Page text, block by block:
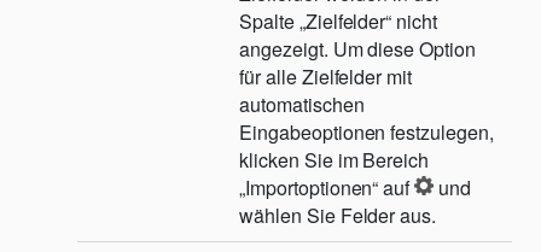
Spalte „Zielfelder“ nicht
angezeigt. Um diese Option
für alle Zielfelder mit
automatischen
Eingabeoptionen festzulegen,
klicken Sie im Bereich
„Importoptionen“ auf
und
wählen Sie Felder aus.